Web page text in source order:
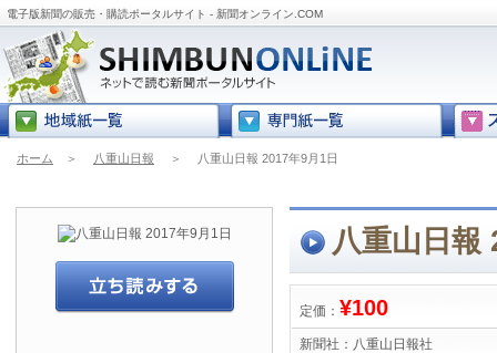
電子版新聞の販売・購読ポータルサイト - 新聞オンライン.COM
ホーム ＞ 八重山日報 ＞ 八重山日報 2017年9月1日
八重山日報
定価： ¥100
新聞社： 八重山日報社